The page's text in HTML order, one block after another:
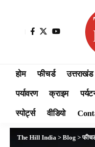
होम फीचर्ड उत्तराखंड
पर्यावरण क्राइम
स्पोर्ट्स वीडियो
The Hill India > Blog >